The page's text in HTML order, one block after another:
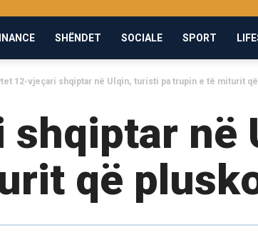
SHËNDET SOCIALE SPORT
12-vjeçari shqiptar në Ulqin, turisti pa trupin e të miturit
në
që